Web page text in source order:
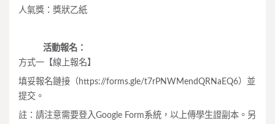
人氣獎：獎狀乙紙
活動報名：
方式一【線上報名】
填妥報名鏈接（https://forms.gle/t7rPNWMendQRNaEQ6）並
提交。
註：請注意需要登入Google Form系統，以上傳學生證副本。另